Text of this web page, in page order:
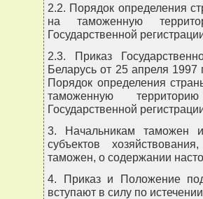
2.2. Порядок определения
на таможенную
Государственной
2.3. Приказ
Беларусь от 25 апреля
Порядок определения
таможенную
Государственной
3. Начальникам таможен
субъектов
таможен, о содержании
4. Приказ и Положение
вступают в силу по